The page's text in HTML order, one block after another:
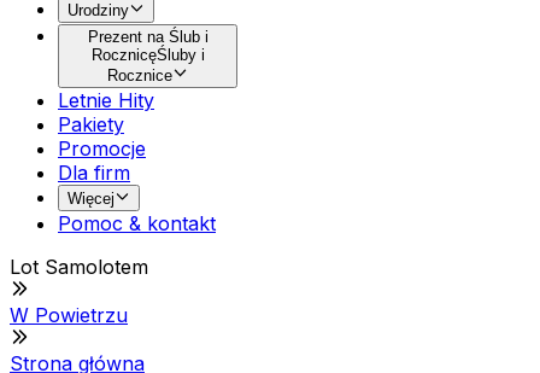
Urodziny
Prezent na Ślub i
RocznicęŚluby i
Rocznice
Letnie Hity
Pakiety
Promocje
Dla firm
Więcej
Pomoc & kontakt
Lot Samolotem
W Powietrzu
Strona główna